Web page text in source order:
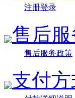
注册登录
售后服
售后服务政策
支付